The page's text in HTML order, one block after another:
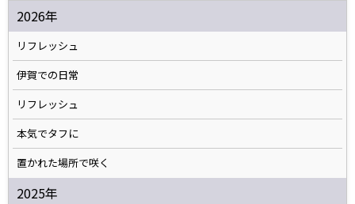
2026年
リフレッシュ
伊賀での日常
リフレッシュ
本気でタフに
置かれた場所で咲く
2025年